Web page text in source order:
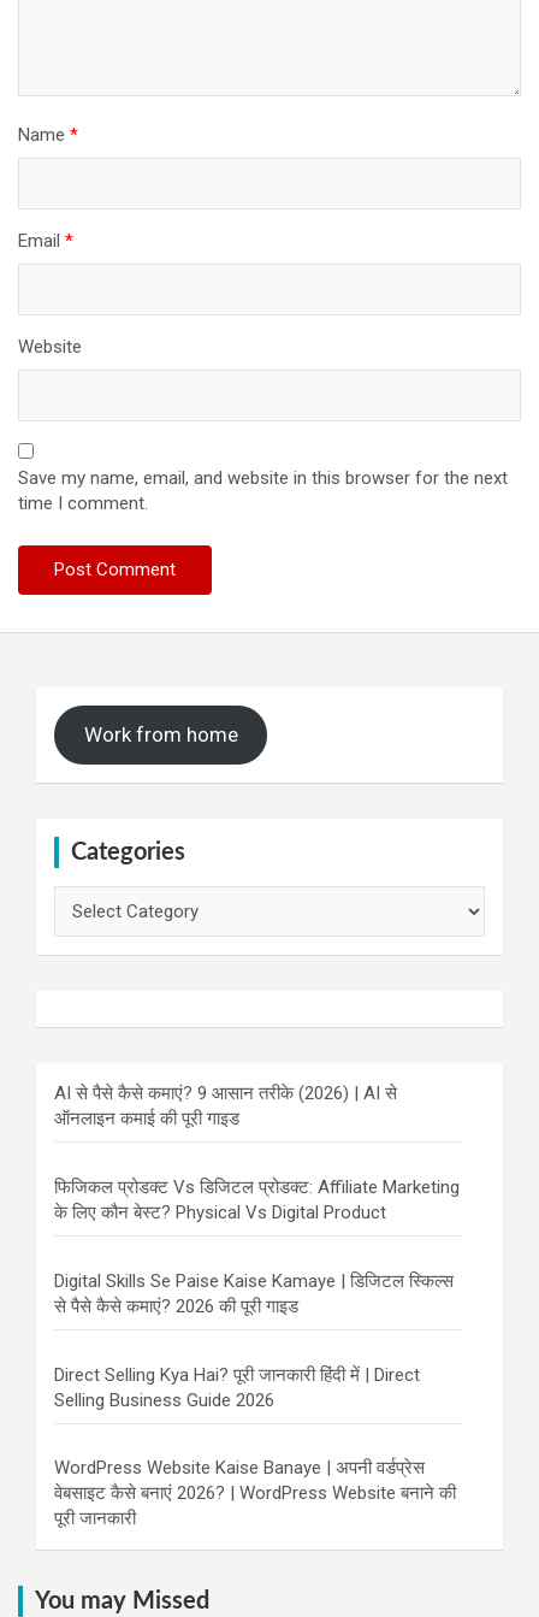
Name *
Email *
Website
Save my name, email, and website in this browser for the next
time I comment.
Work from home
Categories
AI से पैसे कैसे कमाएं? 9 आसान तरीके (2026) | AI से
ऑनलाइन कमाई की पूरी गाइड
फिजिकल प्रोडक्ट Vs डिजिटल प्रोडक्ट: Affiliate Marketing
के लिए कौन बेस्ट? Physical Vs Digital Product
Digital Skills Se Paise Kaise Kamaye | डिजिटल स्किल्स
से पैसे कैसे कमाएं? 2026 की पूरी गाइड
Direct Selling Kya Hai? पूरी जानकारी हिंदी में | Direct
Selling Business Guide 2026
WordPress Website Kaise Banaye | अपनी वर्डप्रेस
वेबसाइट कैसे बनाएं 2026? | WordPress Website बनाने की
पूरी जानकारी
You may Missed